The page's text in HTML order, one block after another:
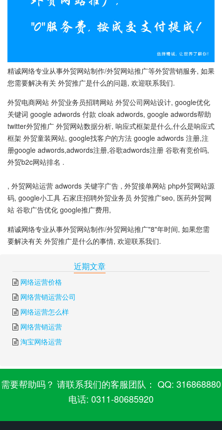
精诚网络专业从事外贸网站制作/外贸网站推广等外贸营销服务, 如果
您需要解决有关 外贸推广是什么的问题, 欢迎联系我们.
外贸电商网站 外贸业务员招聘网站 外贸公司网站设计, google优化
关键词 google adwords 付款 cloak adwords, google adwords帮助
twitter外贸推广 外贸网站数据分析, 响应式框架是什么,什么是响应式
框架 外贸童装网站, google找客户的方法 google adwords 注册,注
册google adwords,adwords注册,谷歌adwords注册 谷歌有竞价吗,
外贸b2c网站排名 .
, 外贸网站运营 adwords 关键字广告 , 外贸接单网站 php外贸网站源
码, google小工具 石家庄招聘外贸业务员 外贸推广seo, 医药外贸网
站 谷歌广告优化 google推广费用,
精诚网络专业从事外贸网站制作/外贸网站推广"8"年时间, 如果您需
要解决有关 外贸推广是什么的事情, 欢迎联系我们.
近期文章
网络运营价格
网络营销运营公司
网络运营怎么样
网络营销运营
淘宝网络运营
需要帮助吗？ 请联系我们的客服团队： QQ: 316868880
电话: 0311-80685920